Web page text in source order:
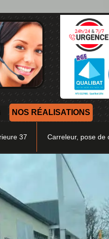
NOS RÉALISATIONS
37 Carreleur, pose de